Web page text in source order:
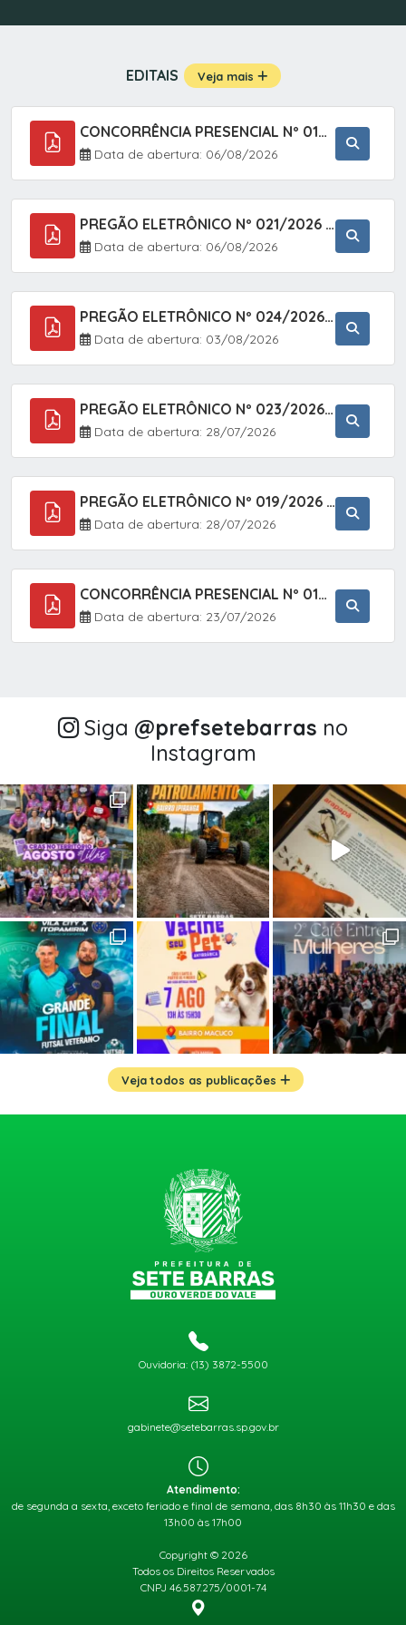
EDITAIS Veja mais
CONCORRÊNCIA PRESENCIAL Nº 019/2025 - PAVIMENTAÇÃO ASFÁLTICA EM TRECHO DA RUA 2 NO BAIRRO VILA SOARES NO MUNICÍPIO DE SETE BARRAS/SP.
Data de abertura: 06/08/2026
PREGÃO ELETRÔNICO Nº 021/2026 - AQUISIÇÃO DE CONTENTORES E CARRINHOS, DESTINADOS A COLETIVA E MANEJO DE RESÍDUOS SÓLIDOS, ATRAVÉS DO SISTEMA DE REGISTRO DE PREÇOS (SRP)
Data de abertura: 06/08/2026
PREGÃO ELETRÔNICO Nº 024/2026 - AQUISIÇÃO DE GÁS MEDICINAL TIPO OXIGÊNIO (1,00 M3, 3,00 M3 E 10,00 M3), EM ATENDIMENTO À SECRETARIA MUNICIPAL DE SAÚDE, ATRAVÉS DO SISTEMA DE REGISTRO DE PREÇOS (SRP)
Data de abertura: 03/08/2026
PREGÃO ELETRÔNICO Nº 023/2026 - AQUISIÇÃO DE ENXOVAL INFANTIL, EM ATENDIMENTO À SECRETARIA MUNICIPAL DE EDUCAÇÃO, ATRAVÉS DO SISTEMA DE REGISTRO DE PREÇOS (SRP).
Data de abertura: 28/07/2026
PREGÃO ELETRÔNICO Nº 019/2026 - CONTRATAÇÃO DE EMPRESA ESPECIALIZADA PARA A PRESTAÇÃO DE SERVIÇOS VETERINÁRIOS CLÍNICOS E CIRÚRGICOS, COM FOCO EM AÇÕES DE SAÚDE PÚBLICA, BEM-ESTAR ANIMAL E CONTROLE POPULACIONAL ÉTICO DE CÃES E GATOS, EM ATENDIMENTO À
Data de abertura: 28/07/2026
CONCORRÊNCIA PRESENCIAL Nº 018/2026 - PAVIMENTAÇÃO ASFÁLTICA NO BAIRRO VOTUPOCA ? ESTRADA DA RAPOSA, NO MUNICÍPIO DE SETE BARRAS/SP
Data de abertura: 23/07/2026
Siga @‌prefsetebarras no
Instagram
Veja todos as publicações
Ouvidoria: (13) 3872-5500
gabinete@setebarras.sp.gov.br
Atendimento:
de segunda a sexta, exceto feriado e final de semana, das 8h30 às 11h30 e das
13h00 às 17h00
Copyright © 2026
Todos os Direitos Reservados
CNPJ 46.587.275/0001-74